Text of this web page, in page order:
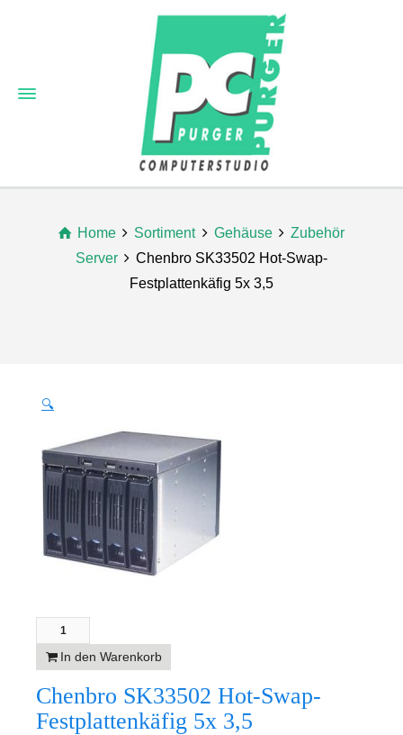
Home Sortiment Gehäuse
Zubehör
Server
Chenbro SK33502 Hot-Swap-
Festplattenkäfig 5x 3,5
🔍
In den Warenkorb
Chenbro SK33502 Hot-Swap-
Festplattenkäfig 5x 3,5